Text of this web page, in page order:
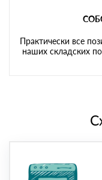
Практически все
наших складских